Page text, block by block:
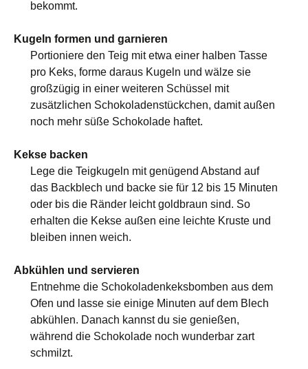
bekommt.
Kugeln formen und garnieren
Portioniere den Teig mit etwa einer halben Tasse
pro Keks, forme daraus Kugeln und wälze sie
großzügig in einer weiteren Schüssel mit
zusätzlichen Schokoladenstückchen, damit außen
noch mehr süße Schokolade haftet.
Kekse backen
Lege die Teigkugeln mit genügend Abstand auf
das Backblech und backe sie für 12 bis 15 Minuten
oder bis die Ränder leicht goldbraun sind. So
erhalten die Kekse außen eine leichte Kruste und
bleiben innen weich.
Abkühlen und servieren
Entnehme die Schokoladenkeksbomben aus dem
Ofen und lasse sie einige Minuten auf dem Blech
abkühlen. Danach kannst du sie genießen,
während die Schokolade noch wunderbar zart
schmilzt.